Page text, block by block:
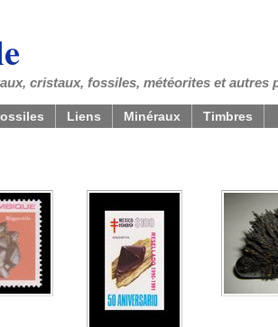
cristaux, fossiles, météorites et
Liens Minéraux Timbres